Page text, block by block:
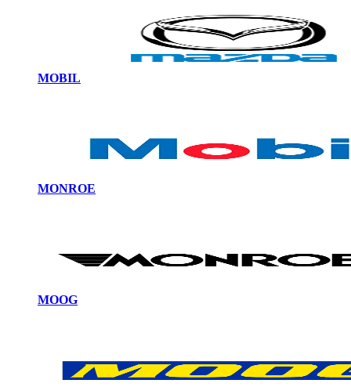
MOBIL
MONROE
MOOG